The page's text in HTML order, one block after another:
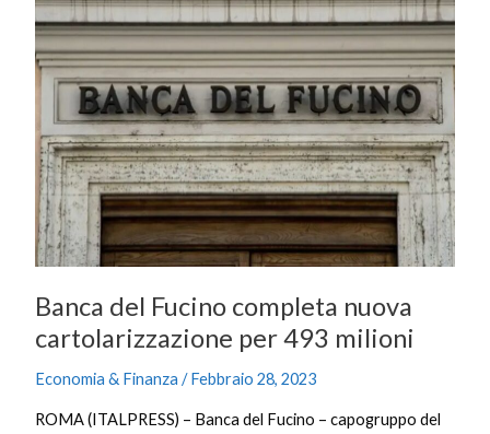
Banca del Fucino completa nuova
cartolarizzazione per 493 milioni
Economia & Finanza /Febbraio 28, 2023
ROMA (ITALPRESS) – Banca del Fucino – capogruppo del
del
Fucino
completa
cartolarizzazione
per
493
milioni